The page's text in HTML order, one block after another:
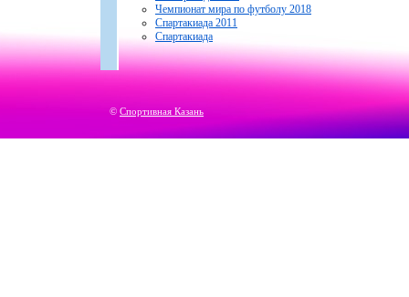
Чемпионат мира по футболу 2018
Спартакиада 2011
Спартакиада
© Спортивная Казань